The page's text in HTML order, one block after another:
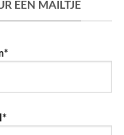
EEN MAILTJE